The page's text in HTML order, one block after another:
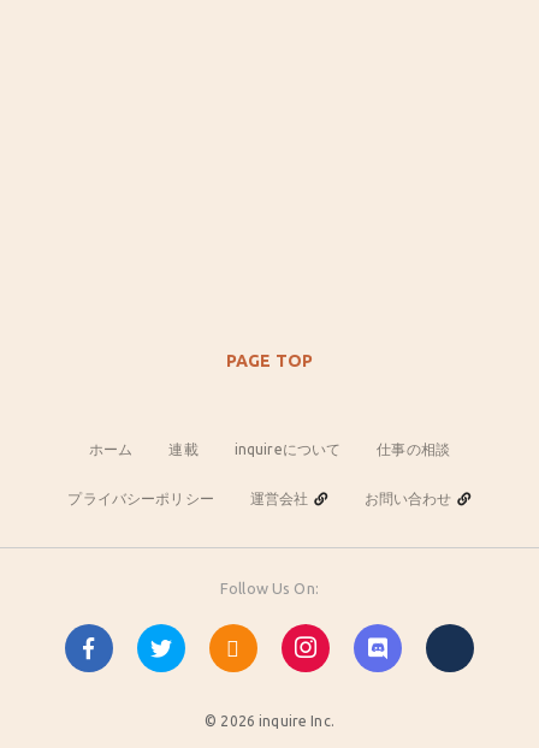
PAGE TOP
ホーム 連載 inquireについて 仕事の相談
プライバシーポリシー 運営会社 お問い合わせ
© 2026 inquire Inc.
Follow Us On: